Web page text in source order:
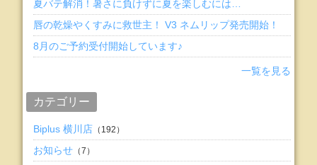
夏バテ解消！暑さに負けずに夏を楽しむには…
唇の乾燥やくすみに救世主！ V3 ネムリップ発売開始！
8月のご予約受付開始しています♪
一覧を見る
カテゴリー
Biplus 横川店 （192）
お知らせ （7）